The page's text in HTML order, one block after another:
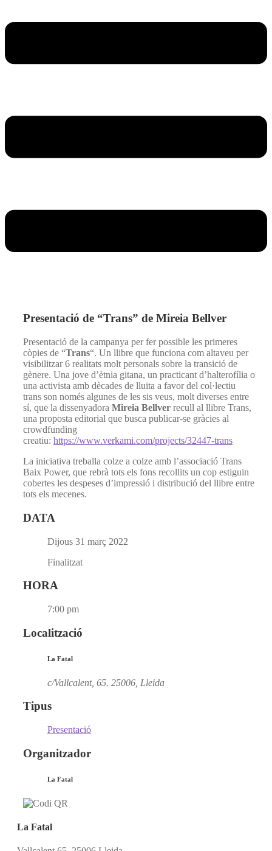
Presentació de “Trans” de Mireia Bellver
Presentació de la campanya per fer possible les primeres
còpies de “Trans“. Un llibre que funciona com altaveu per
visibilitzar 6 realitats molt personals sobre la transició de
gènere. Una jove d’ètnia gitana, un practicant d’halterofília o
una activista amb dècades de lluita a favor del col·lectiu
trans son només algunes de les sis veus, molt diverses entre
sí, que la dissenyadora Mireia Bellver recull al llibre Trans,
una proposta editorial que busca publicar-se gràcies al
crowdfunding
creatiu: https://www.verkami.com/projects/32447-trans
La iniciativa treballa colze a colze amb l’associació Trans
Baix Power, que rebrà tots els fons recollits un cop estiguin
cobertes les despeses d’impressió i distribució del llibre entre
tots els mecenes.
DATA
Dijous 31 març 2022
Finalitzat
HORA
7:00 pm
Localització
La Fatal
c/Vallcalent, 65. 25006, Lleida
Tipus
Presentació
Organitzador
La Fatal
La Fatal